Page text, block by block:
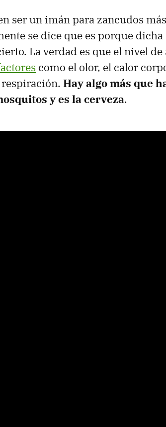
ser un imán para zancudos
se dice que es porque dicha
La verdad es que el nivel
como el olor, el calor
Hay algo más que
y es la cerveza.